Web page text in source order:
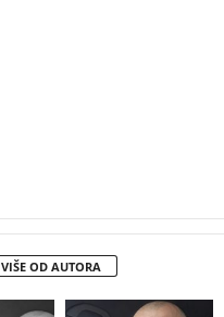
VIŠE OD AUTORA